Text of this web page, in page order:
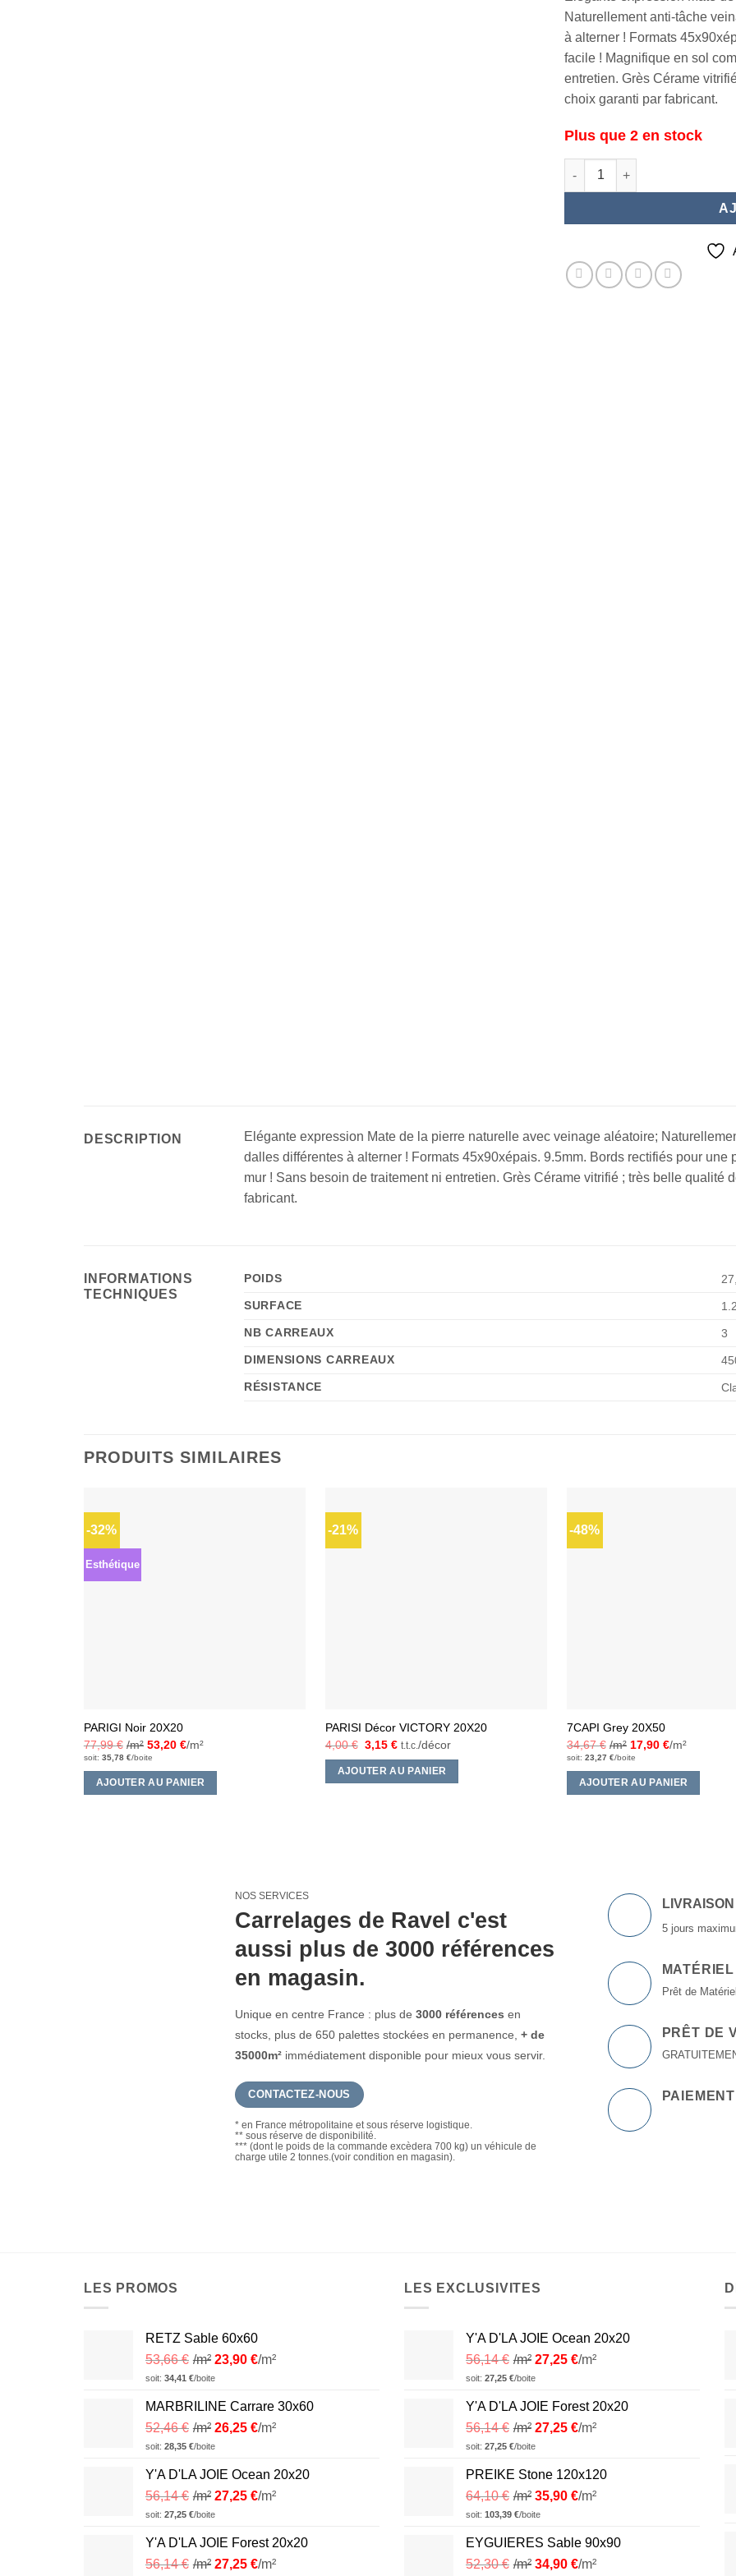
Naturellement anti-tâche
à alterner ! Formats
facile ! Magnifique en sol
entretien. Grès Cérame
choix garanti par fabricant.
Plus que 2 en stock
quantité de DOLOMITI BLACK
DESCRIPTION
Elégante expression Mate de la pierre naturelle avec veinage aléatoire;
dalles différentes à alterner ! Formats 45x90xépais. 9.5mm. Bords rectifiés pour
mur ! Sans besoin de traitement ni entretien. Grès Cérame vitrifié ; très belle qualité
fabricant.
INFORMATIONS
TECHNIQUES
POIDS
SURFACE
NB CARREAUX
3
DIMENSIONS CARREAUX
RÉSISTANCE
PRODUITS SIMILAIRES
-32%
Esthétique
PARIGI Noir 20X20
77,99€ /m² 53,20€/m²
soit: 35,78 €/boite
AJOUTER AU PANIER
-21%
PARISI Décor VICTORY 20X20
4,00€ Le
initial
était :
3,15€Le
actuel
est :
t.t.c./décor
AJOUTER AU PANIER
-48%
7CAPI Grey 20X50
34,67€ /m² 17,90€/m²
soit: 23,27 €/boite
AJOUTER AU PANIER
NOS SERVICES
Carrelages de Ravel c'est
aussi plus de 3000 références
en magasin.
Unique en centre France : plus de3000 références en
stocks, plus de 650 palettes stockées en permanence,+ de
35000m² immédiatement disponible pour mieux vous servir.
CONTACTEZ-NOUS
* en France métropolitaine et sous réserve logistique.
** sous réserve de disponibilité.
*** (dont le poids de la commande excèdera 700 kg) un véhicule de
charge utile 2 tonnes.(voir condition en magasin).
LIVRAISON
5 jours
Prêt de
PRÊT DE
LES PROMOS
RETZ Sable 60x60
53,66€ /m² 23,90 €/m²
soit: 34,41 €/boite
MARBRILINE Carrare 30x60
52,46€ /m² 26,25 €/m²
soit: 28,35 €/boite
Y'A D'LA JOIE Ocean 20x20
56,14€ /m² 27,25 €/m²
soit: 27,25 €/boite
Y'A D'LA JOIE Forest 20x20
56,14€ /m² 27,25 €/m²
LES EXCLUSIVITES
Y'A D'LA JOIE Ocean 20x20
56,14€ /m² 27,25 €/m²
soit: 27,25 €/boite
Y'A D'LA JOIE Forest 20x20
56,14€ /m² 27,25 €/m²
soit: 27,25 €/boite
PREIKE Stone 120x120
64,10€ /m² 35,90 €/m²
soit: 103,39 €/boite
EYGUIERES Sable 90x90
52,30€ /m² 34,90 €/m²